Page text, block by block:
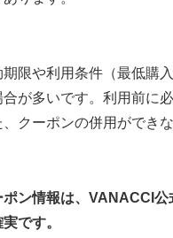
限や利用条件（最低購
が多いです。利用前に
クーポンの併用ができ
ン情報は、VANACCI公
です。